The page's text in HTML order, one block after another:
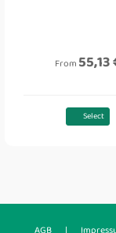
From55,13
Select